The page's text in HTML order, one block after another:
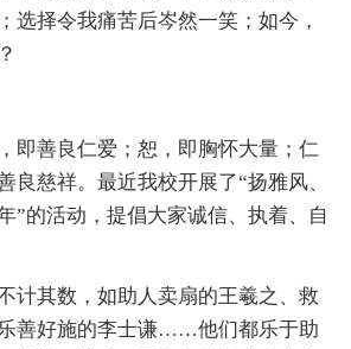
选择令我痛苦后岑然一笑；如今，
善良仁爱；恕，即胸怀大量；仁
良慈祥。最近我校开展了“扬雅风、
”的活动，提倡大家诚信、执着、自
其数，如助人卖扇的王羲之、救
善好施的李士谦……他们都乐于助